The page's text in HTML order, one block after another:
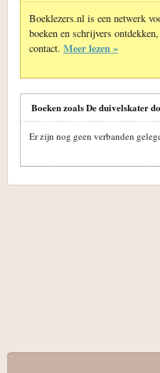
Boeklezers.nl is een netwerk
boeken en schrijvers
contact. Meer lezen »
Boeken zoals De duivelskater
Er zijn nog geen verbanden